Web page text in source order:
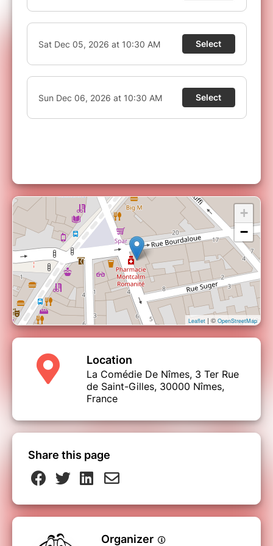
VOUS N'AVEZ PAS RECU VOTRE BILLET ?
Les réservations via Billetweb (notre partenaire
de billetterie sécurisée) sont disponibles en
En cas de non réception de votre
billet, attention à ne pas confondre
+
−
Leaflet | © OpenStreetMap
Location
La Comédie De Nîmes, 3 Ter Rue
de Saint-Gilles, 30000 Nîmes,
France
Share this page
Organizer